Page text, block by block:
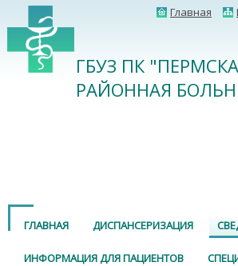
Главная
ГБУЗ ПК
РАЙОННАЯ
ГЛАВНАЯ ДИСПАНСЕРИЗАЦИЯ
ИНФОРМАЦИЯ ДЛЯ ПАЦИЕНТОВ